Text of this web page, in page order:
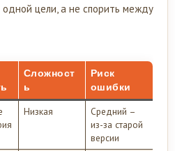
цели, а не спорить между
Сложност
ь
Риск
ошибки
Низкая
Средний –
из-за старой
версии